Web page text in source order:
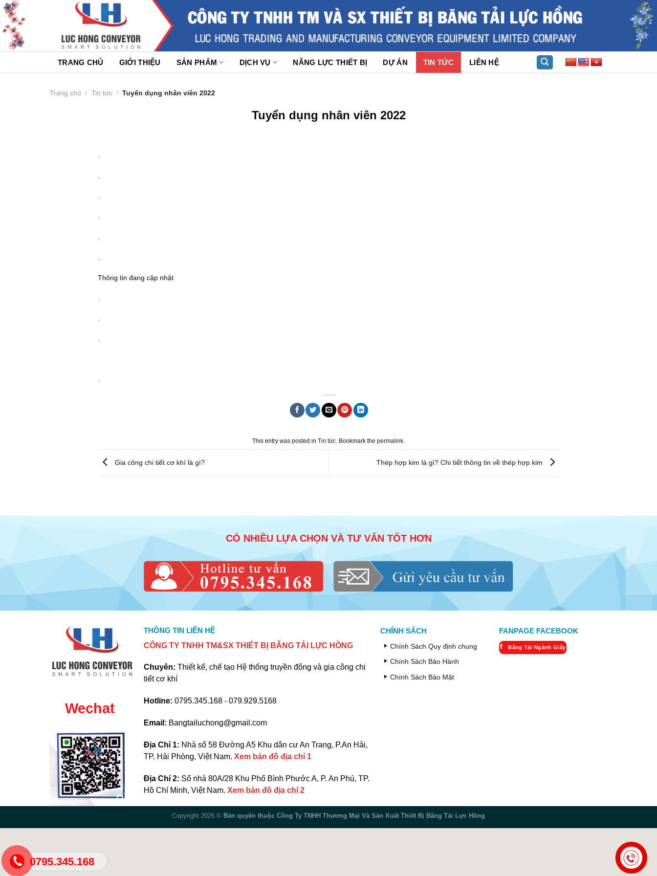
0795.345.168
Skip
to
content
TRANG CHỦ GIỚI THIỆU SẢN PHẨM DỊCH VỤ NĂNG LỰC THIẾT BỊ DỰ ÁN TIN TỨC LIÊN HỆ
Trang chủ / Tin tức / Tuyển dụng nhân viên 2022
Tuyển dụng nhân viên 2022
.
Thông tin đang cập nhật
.
This entry was posted in Tin tức. Bookmark the permalink.
Gia công chi tiết cơ khí là gì? Thép hợp kim là gì? Chi tiết thông tin về thép hợp kim
CÓ NHIỀU LỰA CHỌN VÀ TƯ VẤN TỐT HƠN
Wechat
THÔNG TIN LIÊN HỆ
CÔNG TY TNHH TM&SX THIẾT BỊ BĂNG TẢI LỰC HỒNG
Chuyên: Thiết kế, chế tạo Hệ thống truyền động và gia công chi
tiết cơ khí
Hotline: 0795.345.168 - 079.929.5168
Email: Bangtailuchong@gmail.com
Địa Chỉ 1: Nhà số 58 Đường A5 Khu dân cư An Trang, P.An Hải,
TP. Hải Phòng, Việt Nam.Xem bản đồ địa chỉ 1
Địa Chỉ 2: Số nhà 80A/28 Khu Phố Bình Phước A, P. An Phú, TP.
Hồ Chí Minh, Việt Nam.Xem bản đồ địa chỉ 2
CHÍNH SÁCH
Chính Sách Quy định chung
Chính Sách Bảo Hành
Chính Sách Bảo Mật
FANPAGE FACEBOOK
Băng Tải Ngành Giấy
Copyright 2026 © Bản quyền thuộc Công Ty TNHH Thương Mại Và Sản Xuất Thiết Bị Băng Tải Lực Hồng